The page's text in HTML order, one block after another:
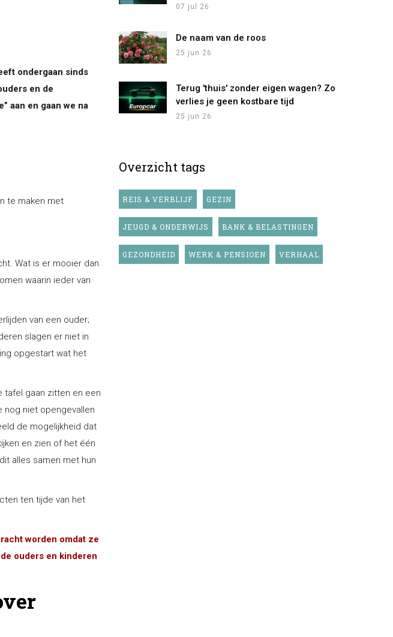
ondergaan sinds
en de
aan en gaan we na
te maken met
Wat is er mooier dan
waarin ieder van
van een ouder;
slagen er niet in
opgestart wat het
tafel gaan zitten en een
nog niet opengevallen
de mogelijkheid dat
en zien of het één
alles samen met hun
ten tijde van het
worden omdat ze
ouders en kinderen
07 jul 26
De naam van de roos
25 jun 26
Terug 'thuis' zonder eigen wagen? Zo
verlies je geen kostbare tijd
25 jun 26
Overzicht tags
REIS & VERBLIJF GEZIN
JEUGD & ONDERWIJS BANK & BELASTINGEN
GEZONDHEID WERK & PENSIOEN VERHAAL